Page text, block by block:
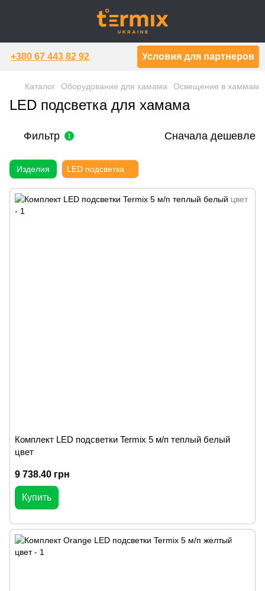
+380 67 443 82 92 Условия для партнеров
Каталог Оборудование для хамама Освещение в хаммам
LED подсветка для хамама
Фильтр 1 Сначала дешевле
Изделия LED подсветка
Комплект LED подсветки Termix 5 м/п теплый белый
цвет
9 738.40 грн
Купить